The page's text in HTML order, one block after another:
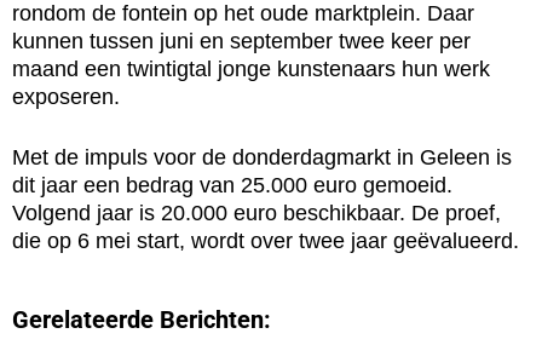
rondom de fontein op het oude marktplein. Daar
kunnen tussen juni en september twee keer per
maand een twintigtal jonge kunstenaars hun werk
exposeren.
Met de impuls voor de donderdagmarkt in Geleen is
dit jaar een bedrag van 25.000 euro gemoeid.
Volgend jaar is 20.000 euro beschikbaar. De proef,
die op 6 mei start, wordt over twee jaar geëvalueerd.
Gerelateerde Berichten: